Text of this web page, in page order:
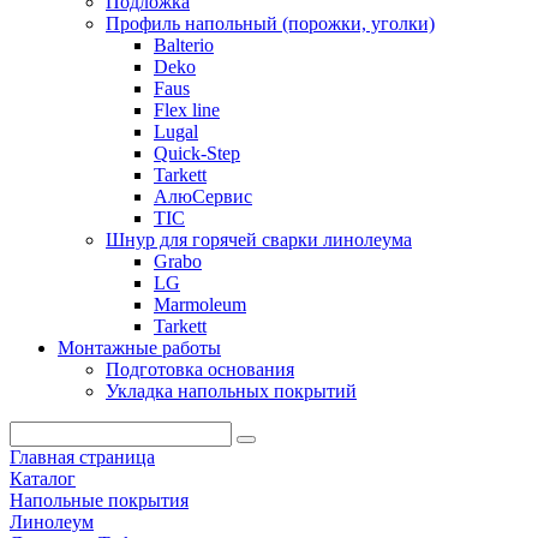
Профиль напольный (порожки, уголки)
Balterio
Deko
Faus
Flex line
Lugal
Quick-Step
Tarkett
АлюСервис
ТІС
Шнур для горячей сварки линолеума
Grabo
LG
Marmoleum
Tarkett
Монтажные работы
Подготовка основания
Укладка напольных покрытий
Главная страница
Каталог
Напольные покрытия
Линолеум